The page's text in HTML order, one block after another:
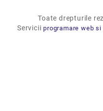
Toate drepturile
Serviciiprogramare web si